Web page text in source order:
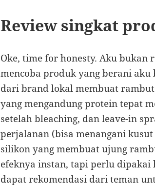
Review singkat
Oke, time for honesty. Aku
mencoba produk yang berani
dari brand lokal membuat
yang mengandung protein tepat
setelah bleaching, dan leave-in
perjalanan (bisa menangani
silikon yang membuat ujung
efeknya instan, tapi perlu dipakai
dapat rekomendasi dari teman